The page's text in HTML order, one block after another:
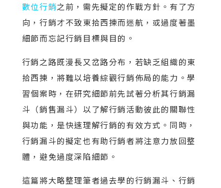
數位行銷之前，需先擬定的作戰方針。有了方
向，行銷才不致東拾西揀而迷航，或過度著墨
細節而忘記行銷目標與目的。
行銷之路既漫長又岔路分布，若缺乏組織的東
拾西揀，將難以培養綜觀行銷佈局的能力。學
習個案時，在研究細節前先試著分析其行銷漏
斗（銷售漏斗）以了解行銷活動彼此的關聯性
與功能，是快速理解行銷的有效方式。同時，
行銷漏斗的擬定也有助行銷者將注意力放回整
體，避免過度深陷細節。
這篇將大略整理筆者過去學的行銷漏斗、行銷